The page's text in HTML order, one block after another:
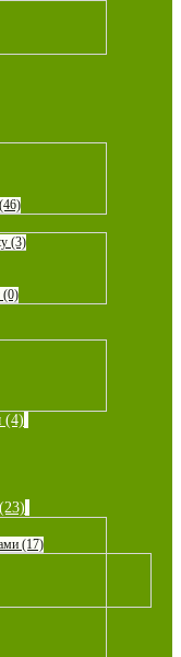
(3)
(0)
(4)
(17)